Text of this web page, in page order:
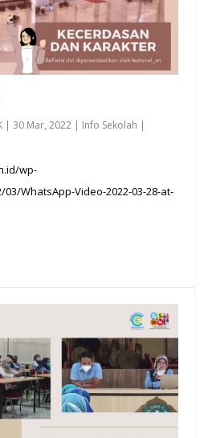
|30 Mar, 2022 | Info Sekolah |
wp-
WhatsApp-Video-2022-03-28-at-